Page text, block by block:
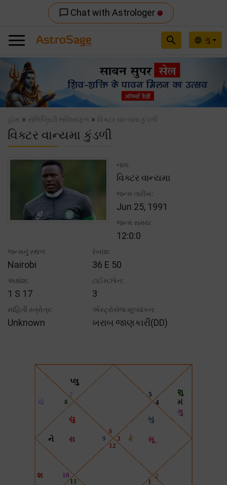
chat_bubble_outline Chat with Astrologer
language ગુ
search
Previous
હોમ » સેલિબ્રિટી ભવિષ્યફળ » વિક્ટર વાન્યમા કુંડળી
વિક્ટર વાન્યમા કુંડળી
નામ:
વિક્ટર વાન્યમા
જન્મ તારીખ:
Jun 25, 1991
જન્મ સમય:
12:0:0
જન્મનું સ્થળ:
Nairobi
રેખાંશ:
36 E 50
અક્ષાંશ:
1 S 17
ટાઈમઝોન:
3
માહિતી સ્ત્રોત્ર:
Unknown
એસ્ટ્રોસેજ મૂલ્યાંકન:
ખરાબ જાણકારી(DD)